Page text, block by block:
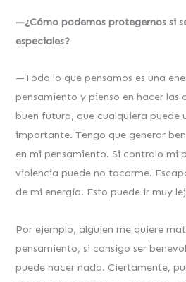
—¿Cómo podemos protegernos si
especiales?
—Todo lo que pensamos es una
pensamiento y pienso en hacer las
buen futuro, que cualquiera puede
importante. Tengo que generar
en mi pensamiento. Si controlo mi
violencia puede no tocarme.
de mi energía. Esto puede ir muy
Por ejemplo, alguien me quiere
pensamiento, si consigo ser
puede hacer nada. Ciertamente,